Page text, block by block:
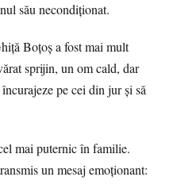
său necondiționat.
Boțoș a fost mai mult
sprijin, un om cald, dar
pe cei din jur și să
mai puternic în familie.
un mesaj emoționant: